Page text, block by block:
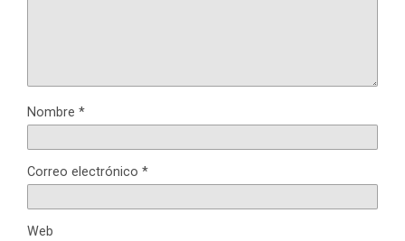
Nombre *
Correo electrónico *
Web